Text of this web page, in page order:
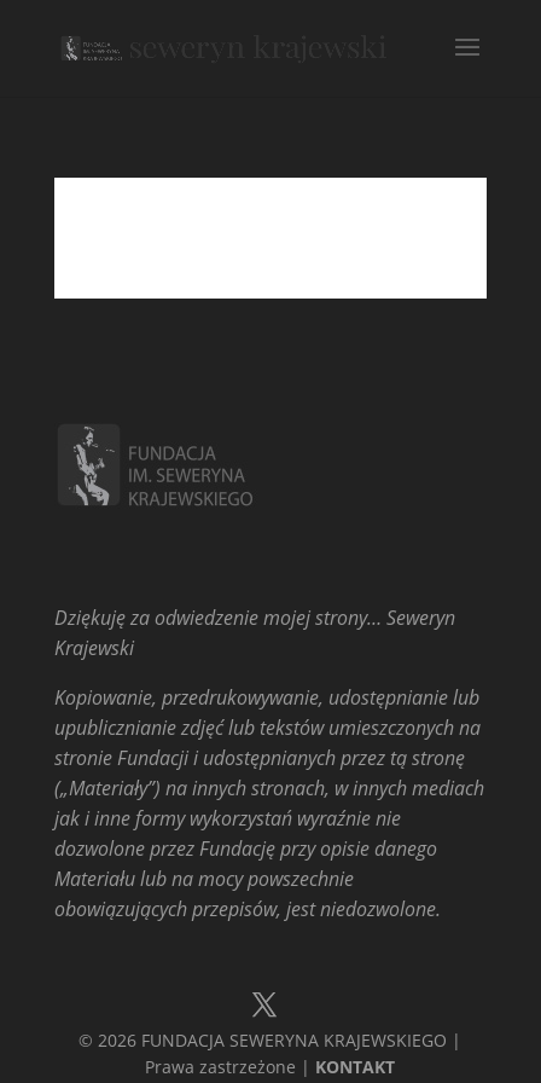
Dziękuję za odwiedzenie mojej strony… Seweryn
Krajewski
Kopiowanie, przedrukowywanie, udostępnianie lub
upublicznianie zdjęć lub tekstów umieszczonych na
stronie Fundacji i udostępnianych przez tą stronę
(„Materiały”) na innych stronach, w innych mediach
jak i inne formy wykorzystań wyraźnie nie
dozwolone przez Fundację przy opisie danego
Materiału lub na mocy powszechnie
obowiązujących przepisów, jest niedozwolone.
© 2026 FUNDACJA SEWERYNA KRAJEWSKIEGO |
Prawa zastrzeżone | KONTAKT